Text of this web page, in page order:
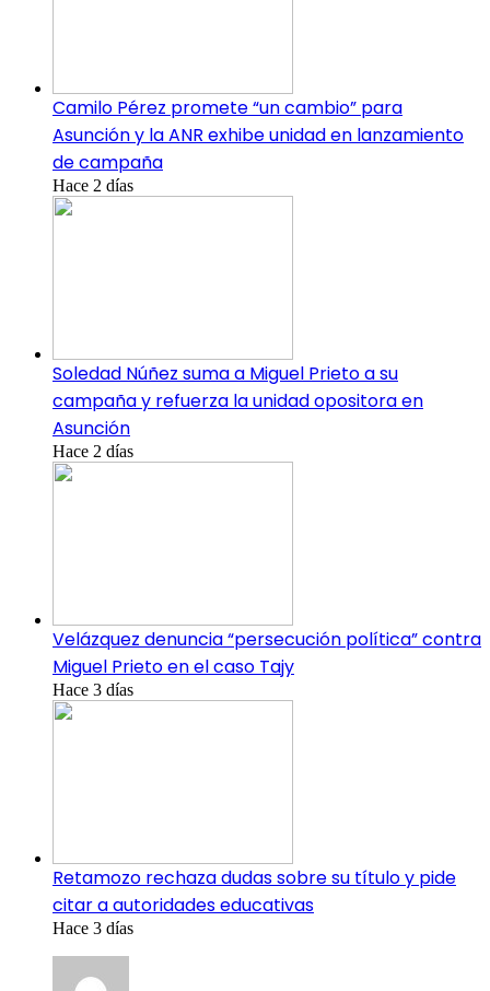
Camilo Pérez promete “un cambio” para
Asunción y la ANR exhibe unidad en lanzamiento
de campaña
Hace 2 días
Soledad Núñez suma a Miguel Prieto a su
campaña y refuerza la unidad opositora en
Asunción
Hace 2 días
Velázquez denuncia “persecución política” contra
Miguel Prieto en el caso Tajy
Hace 3 días
Retamozo rechaza dudas sobre su título y pide
citar a autoridades educativas
Hace 3 días